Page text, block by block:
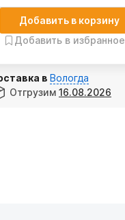
Добавить в корзину
Добавить в избранное
в Вологда
Отгрузим 16.08.2026